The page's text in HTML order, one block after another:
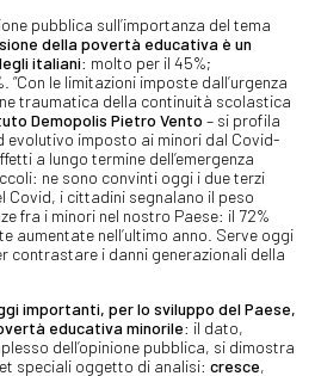
pubblica sull’importanza del tema
della povertà educativa è un
italiani: molto per il 45%;
le limitazioni imposte dall’urgenza
traumatica della continuità scolastica
Demopolis Pietro Vento – si profila
evolutivo imposto ai minori dal Covid-
a lungo termine dell’emergenza
ne sono convinti oggi i due terzi
Covid, i cittadini segnalano il peso
fra i minori nel nostro Paese: il 72%
aumentate nell’ultimo anno. Serve oggi
contrastare i danni generazionali della
importanti, per lo sviluppo del Paese,
educativa minorile: il dato,
dell’opinione pubblica, si dimostra
speciali oggetto di analisi: cresce,